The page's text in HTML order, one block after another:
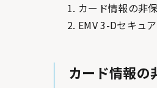
カード情報の非
EMV 3-Dセキュ
カード情報の